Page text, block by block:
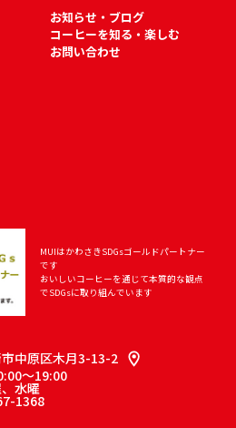
お知らせ・ブログ
コーヒーを知る・楽しむ
お問い合わせ
MUIはかわさきSDGsゴールドパートナー
です
おいしいコーヒーを通じて本質的な観点
でSDGsに取り組んでいます
中原区木月3-13-2
～19:00
水曜
1368